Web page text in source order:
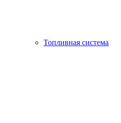
Топливная система